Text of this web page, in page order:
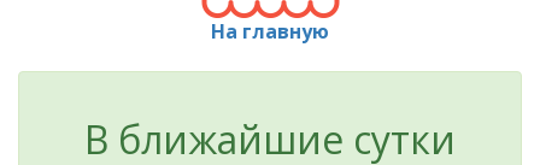
На главную
В ближайшие сутки